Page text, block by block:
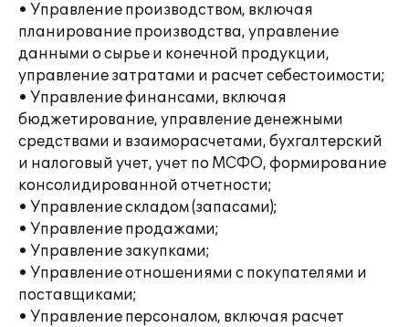
• Управление производством, включая
планирование производства, управление
данными о сырье и конечной продукции,
управление затратами и расчет себестоимости;
• Управление финансами, включая
бюджетирование, управление денежными
средствами и взаиморасчетами, бухгалтерский
и налоговый учет, учет по МСФО, формирование
консолидированной отчетности;
• Управление складом (запасами);
• Управление продажами;
• Управление закупками;
• Управление отношениями с покупателями и
поставщиками;
• Управление персоналом, включая расчет